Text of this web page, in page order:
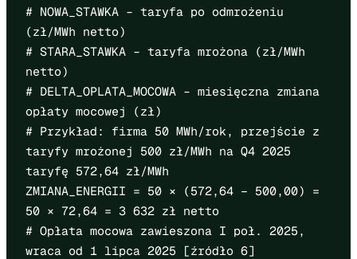
# NOWA_STAWKA – taryfa po odmrożeniu
(zł/MWh netto)
# STARA_STAWKA – taryfa mrożona (zł/MWh
netto)
# DELTA_OPLATA_MOCOWA – miesięczna zmiana
opłaty mocowej (zł)
# Przykład: firma 50 MWh/rok, przejście z
taryfy mrożonej 500 zł/MWh na Q4 2025
taryfę 572,64 zł/MWh
ZMIANA_ENERGII = 50 × (572,64 − 500,00) =
50 × 72,64 = 3 632 zł netto
# Opłata mocowa zawieszona I poł. 2025,
wraca od 1 lipca 2025 [źródło 6]